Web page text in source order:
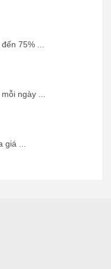
75% ...
ngày ...
...